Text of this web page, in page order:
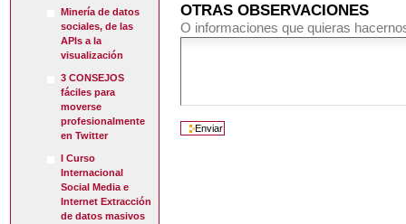
Minería de datos
sociales, de las
APIs a la
visualización
3 CONSEJOS
fáciles para
moverse
profesionalmente
en Twitter
I Curso
Internacional
Social Media e
Internet Extracción
de datos masivos
OTRAS OBSERVACIONES
O informaciones que quieras